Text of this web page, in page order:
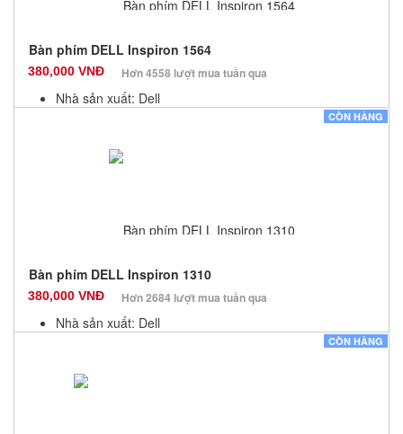
Bàn phím DELL Inspiron 1564
380,000 VNĐ Hơn 4558 lượt mua tuần qua
Nhà sản xuất: Dell
Số lượng: 10
CÒN HÀNG
Bàn phím DELL Inspiron 1310
380,000 VNĐ Hơn 2684 lượt mua tuần qua
Nhà sản xuất: Dell
Số lượng: 10
CÒN HÀNG